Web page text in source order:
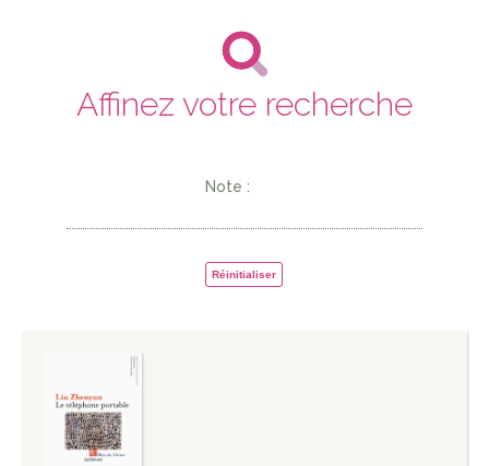
Affinez votre recherche
Note :
Réinitialiser